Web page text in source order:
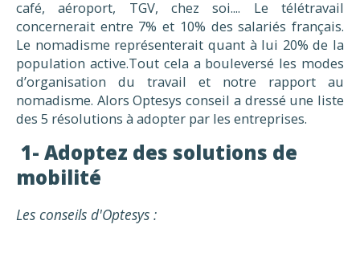
café, aéroport, TGV, chez soi.... Le télétravail
concernerait entre 7% et 10% des salariés français.
Le nomadisme représenterait quant à lui 20% de la
population active.Tout cela a bouleversé les modes
d’organisation du travail et notre rapport au
nomadisme. Alors Optesys conseil a dressé une liste
des 5 résolutions à adopter par les entreprises.
1- Adoptez des solutions de
mobilité
Les conseils d'Optesys :